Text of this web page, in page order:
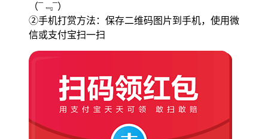
（¯﹃¯）
②手机打赏方法：保存二维码图片到手机，使用微
信或支付宝扫一扫